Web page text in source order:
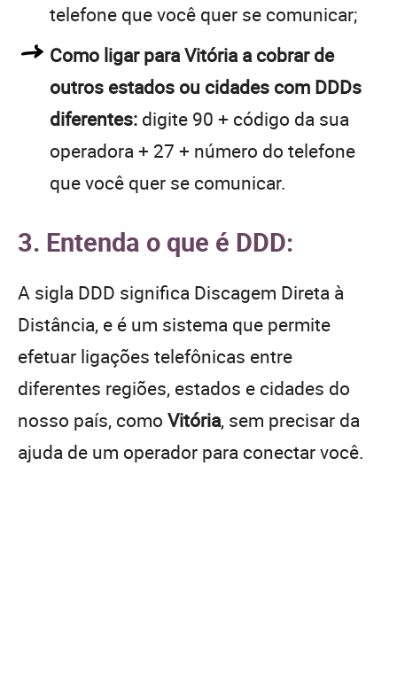
telefone que você quer se comunicar;
Como ligar para Vitória a cobrar de
outros estados ou cidades com DDDs
diferentes: digite 90 + código da sua
operadora + 27 + número do telefone
que você quer se comunicar.
3. Entenda o que é DDD:
A sigla DDD significa Discagem Direta à
Distância, e é um sistema que permite
efetuar ligações telefônicas entre
diferentes regiões, estados e cidades do
nosso país, como Vitória, sem precisar da
ajuda de um operador para conectar você.